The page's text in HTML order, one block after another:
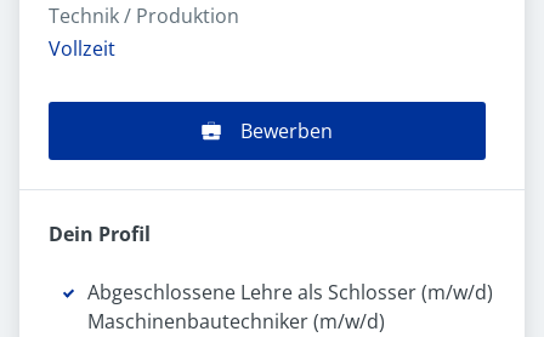
Technik / Produktion
Vollzeit
Bewerben
Dein Profil
Abgeschlossene Lehre als Schlosser (m/w/d)
Maschinenbautechniker (m/w/d)